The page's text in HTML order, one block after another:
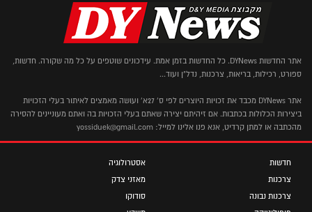
אתר החדשות DYNews. כל החדשות בזמן אמת. עידכונים שוטפים על כל מה שקורה. חדשות,
ספורט, רכילות, בריאות, צרכנות, נדל"ן ועוד...
אתר DYNews מכבד את זכויות היוצרים לפי ס' 27א' ועושה מאמצים לאיתור בעלי הזכויות
ביצירות הכלולות בכתבות. אם זיהיתם יצירה שאתם בעלי הזכויות בה ואתם מעוניינים להסירה
מהכתבה או למתן קרדיט, אנא פנו אלינו למייל: yossiduek@gmail.com
חדשות
צרכנות
צרכנות נבונה
אסטרולוגיה
מאזני צדק
סודוקו